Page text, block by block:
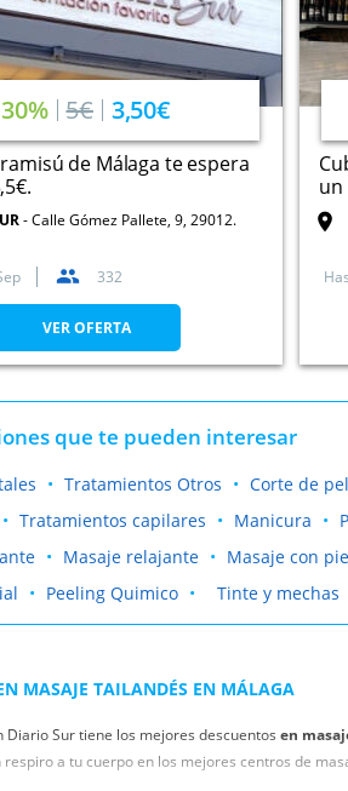
30% 5€ 3,50€
de Málaga te espera
Calle Gómez Pallete, 9, 29012.
332
VER OFERTA
un
que te pueden interesar
Tratamientos Otros Corte de
Tratamientos capilares Manicura
Masaje relajante Masaje con
Peeling Quimico Tinte y mechas
MASAJE TAILANDÉS EN MÁLAGA
Sur tiene los mejores descuentos en
a tu cuerpo en los mejores centros de